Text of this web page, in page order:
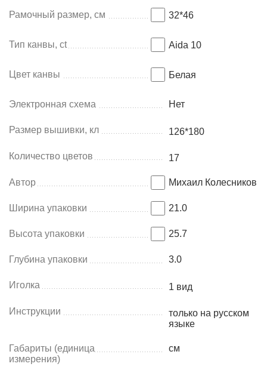
Рамочный размер, см 32*46
Тип канвы, ct Aida 10
Цвет канвы Белая
Электронная схема Нет
Размер вышивки, кл 126*180
Количество цветов 17
Автор Михаил Колесников
Ширина упаковки 21.0
Высота упаковки 25.7
Глубина упаковки 3.0
Иголка 1 вид
Инструкции
только на русском
языке
Габариты (единица
измерения)
см